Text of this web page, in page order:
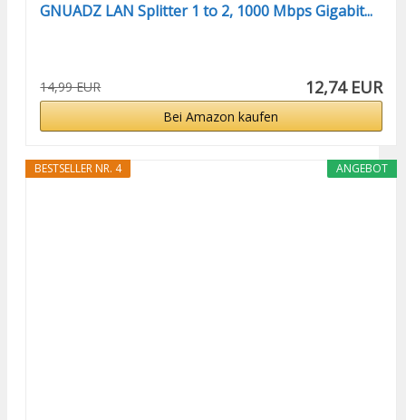
GNUADZ LAN Splitter 1 to 2, 1000 Mbps Gigabit...
14,99 EUR 12,74 EUR
Bei Amazon kaufen
ANGEBOT
BESTSELLER NR. 4